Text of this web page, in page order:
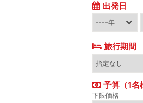
出発日
旅行期間
予算（1名
下限価格